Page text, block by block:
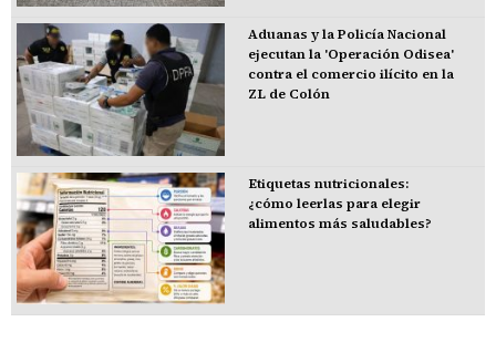
Aduanas y la Policía Nacional
ejecutan la 'Operación Odisea'
contra el comercio ilícito en la
ZL de Colón
Etiquetas nutricionales:
¿cómo leerlas para elegir
alimentos más saludables?